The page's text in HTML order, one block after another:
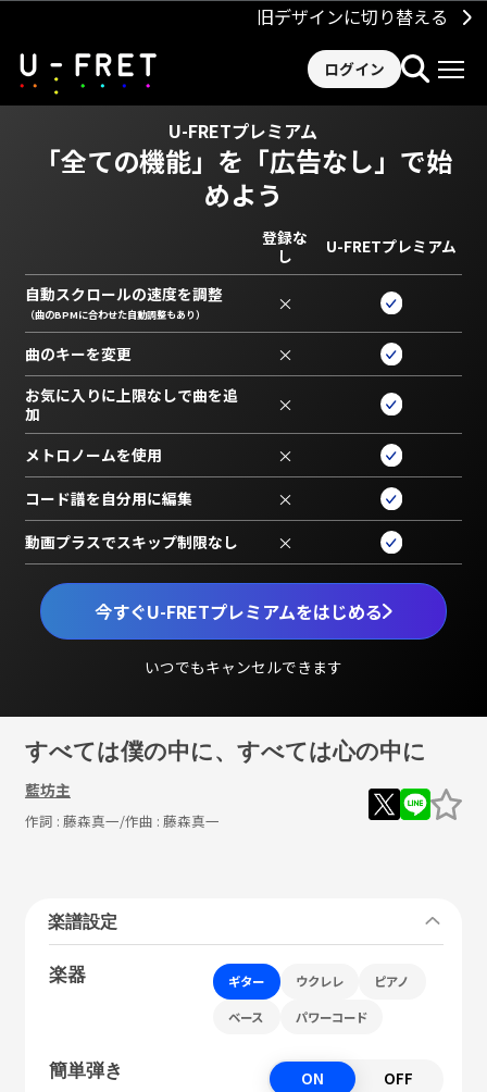
旧デザインに切り替える
ログイン
U-FRETプレミアム
「全ての機能」を 「広告なし」で始
めよう
今すぐU-FRETプレミアムをはじめる
いつでもキャンセルできます
登録な
し
U-FRETプレミアム
自動スクロールの速度を調整
（曲のBPMに合わせた自動調整もあり） ×
曲のキーを変更 ×
お気に入りに上限なしで曲を追
加
×
メトロノームを使用 ×
コード譜を自分用に編集 ×
動画プラスでスキップ制限なし ×
すべては僕の中に、すべては心の中に
藍坊主
作詞 : 藤森真一/作曲 : 藤森真一
楽譜設定
楽器 ギター ウクレレ ピアノ
ベース パワーコード
簡単弾き ON OFF